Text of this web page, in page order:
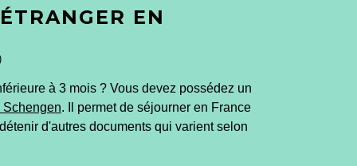
EN
à 3 mois ? Vous devez possédez un
Schengen. Il permet de séjourner en France
d'autres documents qui varient selon